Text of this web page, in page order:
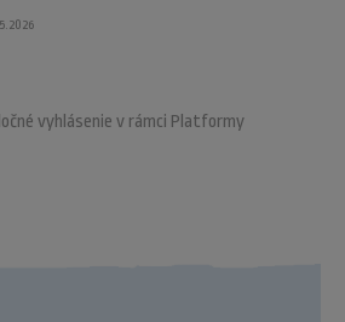
vyhlásenie v rámci Platformy